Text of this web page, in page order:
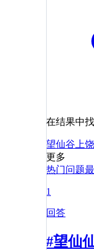
在结果中找
望仙谷 上饶
更多
热门问题
1
回答
#望仙